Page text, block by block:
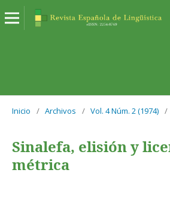
Inicio / Archivos / Vol. 4 Núm. 2 (1974) /
Sinalefa, elisión y
métrica